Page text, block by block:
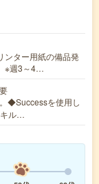
ンター用紙の備品発
※週3～4…
◆Successを使用し
ル…